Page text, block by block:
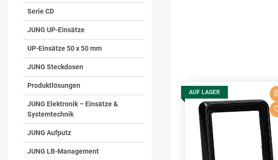
AUF LAGER
Serie CD
JUNG UP-Einsätze
UP-Einsätze 50 x 50 mm
JUNG Steckdosen
Produktlösungen
JUNG Elektronik – Einsätze &
Systemtechnik
JUNG Aufputz
JUNG LB-Management